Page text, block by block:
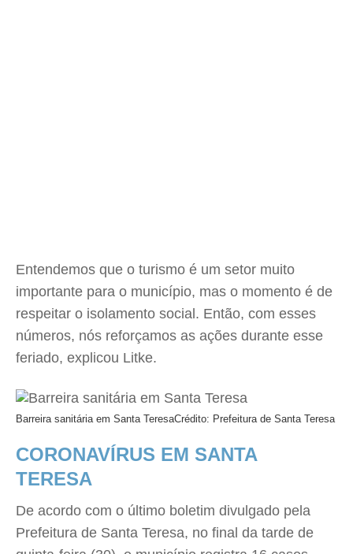
Entendemos que o turismo é um setor muito
importante para o município, mas o momento é de
respeitar o isolamento social. Então, com esses
números, nós reforçamos as ações durante esse
feriado, explicou Litke.
Barreira sanitária em Santa TeresaCrédito: Prefeitura de Santa Teresa
CORONAVÍRUS EM SANTA
TERESA
De acordo com o último boletim divulgado pela
Prefeitura de Santa Teresa, no final da tarde de